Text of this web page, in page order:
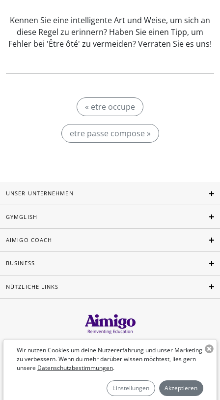
Kennen Sie eine intelligente Art und Weise, um sich an
diese Regel zu erinnern? Haben Sie einen Tipp, um
Fehler bei 'Être ôté' zu vermeiden? Verraten Sie es uns!
« etre occupe
etre passe compose »
Wir nutzen Cookies um deine Nutzererfahrung und unser Marketing
zu verbessern. Wenn du mehr darüber wissen möchtest, lies gern
unsere Datenschutzbestimmungen.
Einstellungen Akzeptieren
UNSER UNTERNEHMEN
GYMGLISH
AIMIGO COACH
BUSINESS
NÜTZLICHE LINKS
Deutsch
©Aimigo 2026